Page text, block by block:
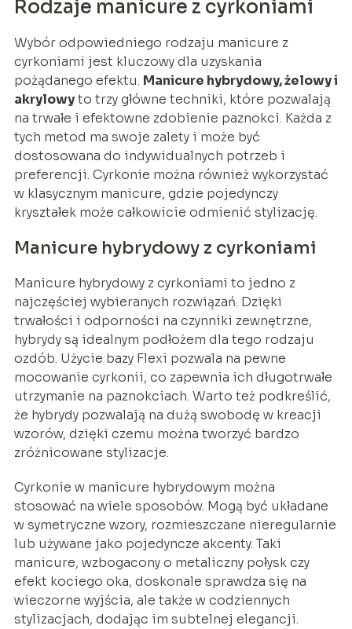
Rodzaje manicure z cyrkoniami
Wybór odpowiedniego rodzaju manicure z
cyrkoniami jest kluczowy dla uzyskania
pożądanego efektu. Manicure hybrydowy, żelowy i
akrylowyto trzy główne techniki, które pozwalają
na trwałe i efektowne zdobienie paznokci. Każda z
tych metod ma swoje zalety i może być
dostosowana do indywidualnych potrzeb i
preferencji. Cyrkonie można również wykorzystać
w klasycznym manicure, gdzie pojedynczy
kryształek może całkowicie odmienić stylizację.
Manicure hybrydowy z cyrkoniami
Manicure hybrydowy z cyrkoniami to jedno z
najczęściej wybieranych rozwiązań. Dzięki
trwałości i odporności na czynniki zewnętrzne,
hybrydy są idealnym podłożem dla tego rodzaju
ozdób. Użycie bazy Flexi pozwala na pewne
mocowanie cyrkonii, co zapewnia ich długotrwałe
utrzymanie na paznokciach. Warto też podkreślić,
że hybrydy pozwalają na dużą swobodę w kreacji
wzorów, dzięki czemu można tworzyć bardzo
zróżnicowane stylizacje.
Cyrkonie w manicure hybrydowym można
stosować na wiele sposobów. Mogą być układane
w symetryczne wzory, rozmieszczane nieregularnie
lub używane jako pojedyncze akcenty. Taki
manicure, wzbogacony o metaliczny połysk czy
efekt kociego oka, doskonale sprawdza się na
wieczorne wyjścia, ale także w codziennych
stylizacjach, dodając im subtelnej elegancji.